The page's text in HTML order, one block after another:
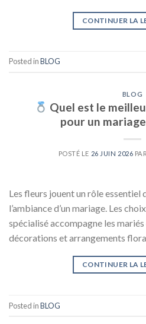
CONTINUER LA
Posted inBLOG
BLOG
Quel est le
pour un
POSTÉ LE 26 JUIN 2026
Les fleurs jouent un rôle essentiel
l’ambiance d’un mariage. Les
spécialisé accompagne les
décorations et arrangements
CONTINUER LA
Posted inBLOG